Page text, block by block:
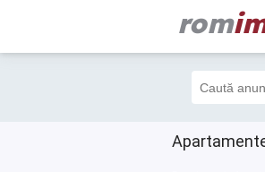
rom
Filtre 3